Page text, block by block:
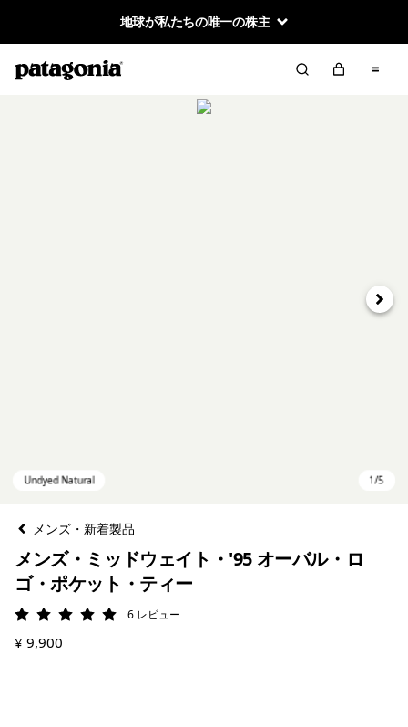
地球が私たちの唯一の株主
次へ
メンズ・新着製品
メンズ・ミッドウェイト・'95 オーバル・ロ
ゴ・ポケット・ティー
評価: 5 / 5 6 レビュー
¥ 9,900